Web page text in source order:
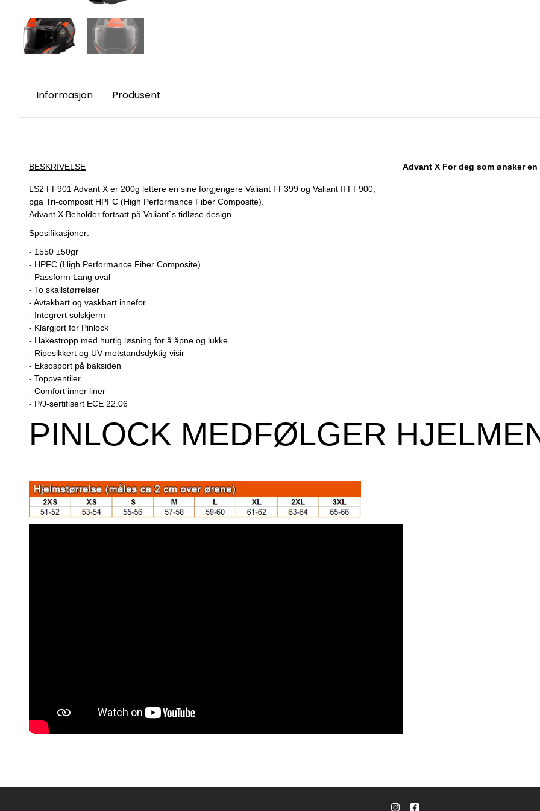
Informasjon Produsent
BESKRIVELSE Advant X For deg som ønsker
LS2 FF901 Advant X er 200g lettere en sine forgjengere Valiant FF399 og Valiant II FF900,
pga Tri-composit HPFC (High Performance Fiber Composite).
Advant X Beholder fortsatt på Valiant`s tidløse design.
Spesifikasjoner:
- 1550 ±50gr
- HPFC (High Performance Fiber Composite)
- Passform Lang oval
- To skallstørrelser
- Avtakbart og vaskbart innefor
- Integrert solskjerm
- Klargjort for Pinlock
- Hakestropp med hurtig løsning for å åpne og lukke
- Ripesikkert og UV-motstandsdyktig visir
- Eksosport på baksiden
- Toppventiler
- Comfort inner liner
- P/J-sertifisert ECE 22.06
PINLOCK MEDFØLGER